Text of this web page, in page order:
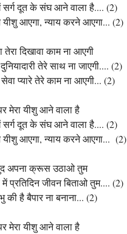
सर्ग दूत के संघ आने वाला है.... (2)
यीशु आएगा, न्याय करने आएगा... (2)
तेरा दिखावा काम ना आएगी
तेरे साथ ना जाएगी.... (2)
प्यारे तेरे काम ना आएगी... (2)
मेरा यीशु आने वाला है
सर्ग दूत के संघ आने वाला है.... (2)
यीशु आएगा, न्याय करने आएगा... (2)
अपना क्रूस उठाओ तुम
में प्रतिदिन जीवन बिताओ तुम.... (2)
की है बैपार ना बनाना... (2)
मेरा यीशु आने वाला है